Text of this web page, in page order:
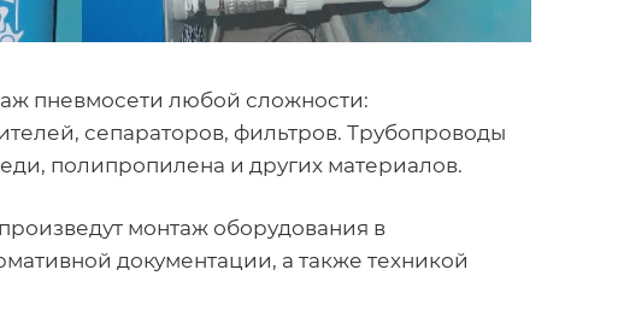
пневмосети любой сложности:
сепараторов, фильтров. Трубопроводы
полипропилена и других материалов.
монтаж оборудования в
документации, а также техникой